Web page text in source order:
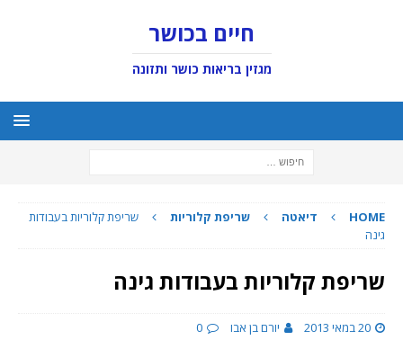
חיים בכושר
מגזין בריאות כושר ותזונה
HOME דיאטה שריפת קלוריות
שריפת קלוריות בעבודות
גינה
שריפת קלוריות בעבודות גינה
20 במאי 2013 יורם בן אבו 0